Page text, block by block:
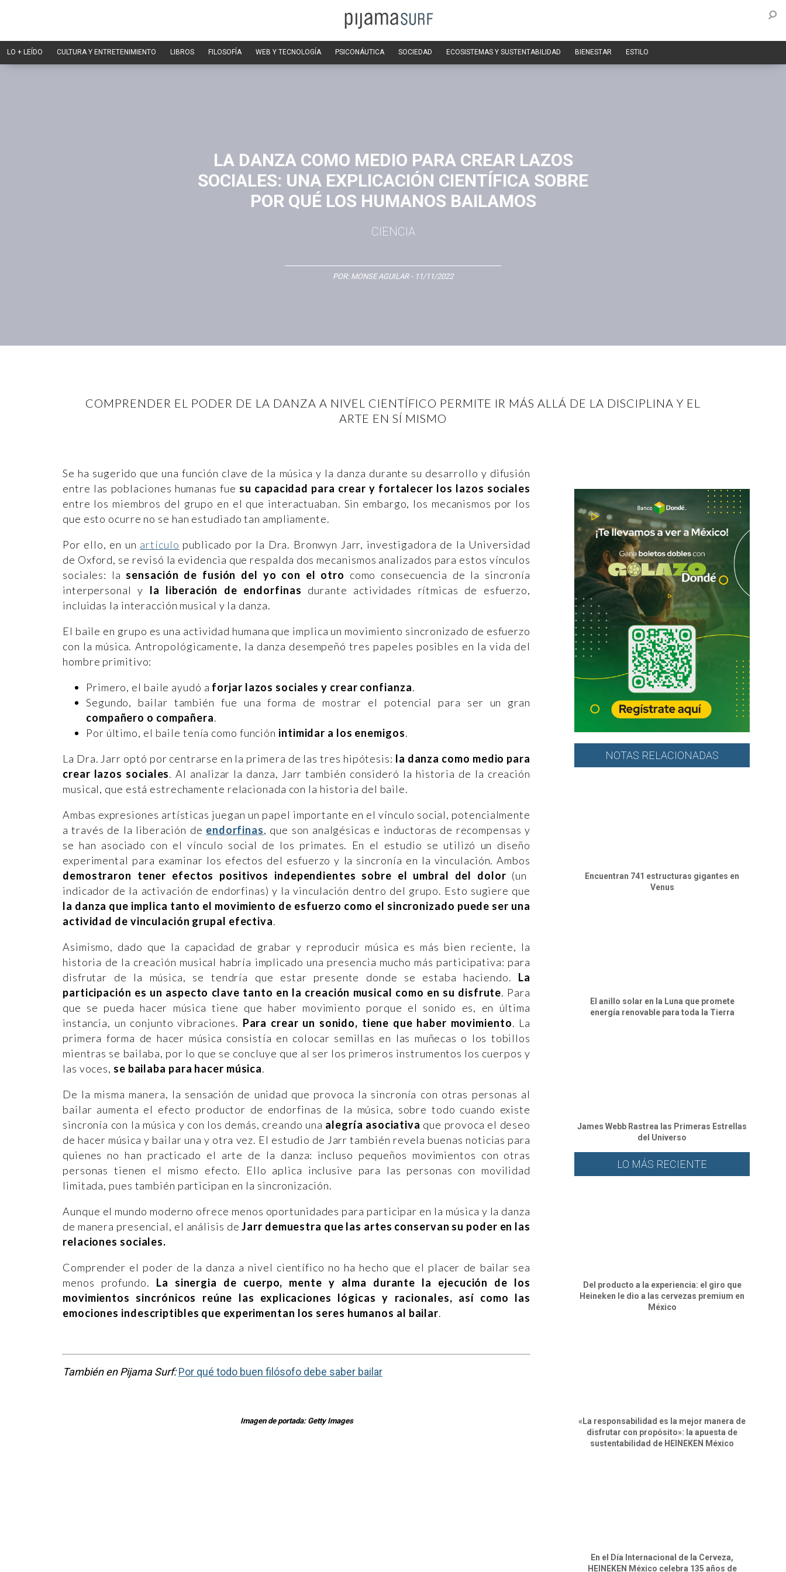
LO + LEÍDO CULTURA Y ENTRETENIMIENTO LIBROS FILOSOFÍA WEB Y TECNOLOGÍA PSICONÁUTICA SOCIEDAD ECOSISTEMAS Y SUSTENTABILIDAD BIENESTAR ESTILO
LA DANZA COMO MEDIO PARA CREAR LAZOS
SOCIALES: UNA EXPLICACIÓN CIENTÍFICA SOBRE
POR QUÉ LOS HUMANOS BAILAMOS
CIENCIA
POR: MONSE AGUILAR- 11/11/2022
COMPRENDER EL PODER DE LA DANZA A NIVEL CIENTÍFICO PERMITE IR MÁS ALLÁ DE LA DISCIPLINA Y EL
ARTE EN SÍ MISMO
Se ha sugerido que una función clave de la música y la danza durante su desarrollo y difusión
entre las poblaciones humanas fue su capacidad para crear y fortalecer los lazos sociales
entre los miembros del grupo en el que interactuaban. Sin embargo, los mecanismos por los
que esto ocurre no se han estudiado tan ampliamente.
Por ello, en un artículo publicado por la Dra. Bronwyn Jarr, investigadora de la Universidad
de Oxford, se revisó la evidencia que respalda dos mecanismos analizados para estos vínculos
sociales: la sensación de fusión del yo con el otro como consecuencia de la sincronía
interpersonal y la liberación de endorfinas durante actividades rítmicas de esfuerzo,
incluidas la interacción musical y la danza.
El baile en grupo es una actividad humana que implica un movimiento sincronizado de esfuerzo
con la música. Antropológicamente, la danza desempeñó tres papeles posibles en la vida del
hombre primitivo:
Primero, el baile ayudó a forjar lazos sociales y crear confianza.
Segundo, bailar también fue una forma de mostrar el potencial para ser un gran
compañero o compañera.
Por último, el baile tenía como función intimidar a los enemigos.
La Dra. Jarr optó por centrarse en la primera de las tres hipótesis: la danza como medio para
crear lazos sociales. Al analizar la danza, Jarr también consideró la historia de la creación
musical, que está estrechamente relacionada con la historia del baile.
Ambas expresiones artísticas juegan un papel importante en el vínculo social, potencialmente
a través de la liberación de endorfinas, que son analgésicas e inductoras de recompensas y
se han asociado con el vínculo social de los primates. En el estudio se utilizó un diseño
experimental para examinar los efectos del esfuerzo y la sincronía en la vinculación. Ambos
demostraron tener efectos positivos independientes sobre el umbral del dolor (un
indicador de la activación de endorfinas) y la vinculación dentro del grupo. Esto sugiere que
la danza que implica tanto el movimiento de esfuerzo como el sincronizado puede ser una
actividad de vinculación grupal efectiva.
Asimismo, dado que la capacidad de grabar y reproducir música es más bien reciente, la
historia de la creación musical habría implicado una presencia mucho más participativa: para
disfrutar de la música, se tendría que estar presente donde se estaba haciendo. La
participación es un aspecto clave tanto en la creación musical como en su disfrute. Para
que se pueda hacer música tiene que haber movimiento porque el sonido es, en última
instancia, un conjunto vibraciones. Para crear un sonido, tiene que haber movimiento. La
primera forma de hacer música consistía en colocar semillas en las muñecas o los tobillos
mientras se bailaba, por lo que se concluye que al ser los primeros instrumentos los cuerpos y
las voces, se bailaba para hacer música.
De la misma manera, la sensación de unidad que provoca la sincronía con otras personas al
bailar aumenta el efecto productor de endorfinas de la música, sobre todo cuando existe
sincronía con la música y con los demás, creando una alegría asociativa que provoca el deseo
de hacer música y bailar una y otra vez. El estudio de Jarr también revela buenas noticias para
quienes no han practicado el arte de la danza: incluso pequeños movimientos con otras
personas tienen el mismo efecto. Ello aplica inclusive para las personas con movilidad
limitada, pues también participan en la sincronización.
Aunque el mundo moderno ofrece menos oportunidades para participar en la música y la danza
de manera presencial, el análisis de Jarr demuestra que las artes conservan su poder en las
relaciones sociales.
Comprender el poder de la danza a nivel científico no ha hecho que el placer de bailar sea
menos profundo. La sinergia de cuerpo, mente y alma durante la ejecución de los
movimientos sincrónicos reúne las explicaciones lógicas y racionales, así como las
emociones indescriptibles que experimentan los seres humanos al bailar.
También en Pijama​ Surf: Por qué todo buen filósofo debe saber bailar
Imagen de portada: Getty Images
NOTAS RELACIONADAS
Encuentran 741 estructuras gigantes en
Venus
El anillo solar en la Luna que promete
energía renovable para toda la Tierra
James Webb Rastrea las Primeras Estrellas
del Universo
LO MÁS RECIENTE
Del producto a la experiencia: el giro que
Heineken le dio a las cervezas premium en
México
«La responsabilidad es la mejor manera de
disfrutar con propósito»: la apuesta de
sustentabilidad de HEINEKEN México
En el Día Internacional de la Cerveza,
HEINEKEN México celebra 135 años de